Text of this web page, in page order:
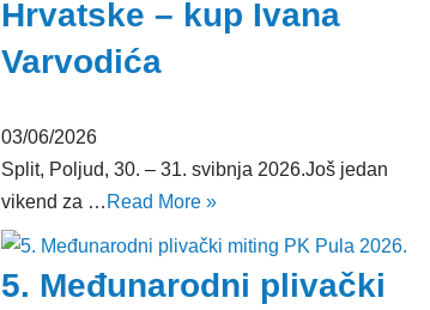
Hrvatske – kup Ivana
Varvodića
03/06/2026
Split, Poljud, 30. – 31. svibnja 2026.Još jedan
vikend za … Read More »
5. Međunarodni plivački